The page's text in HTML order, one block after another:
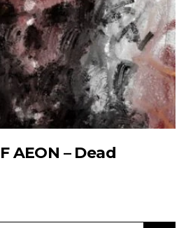
AEON – Dead